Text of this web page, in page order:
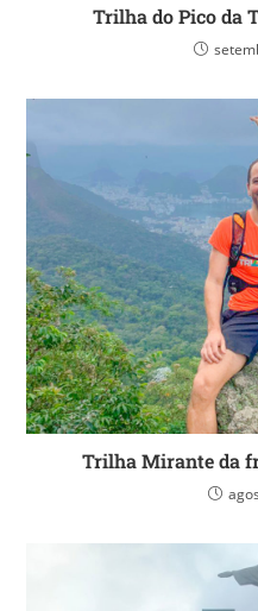
Trilha do Pico da
Trilha Mirante da